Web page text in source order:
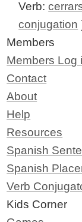
Verb:
conjugation
Members
Members Log
Contact
About
Help
Resources
Spanish
Spanish
Verb
Kids Corner